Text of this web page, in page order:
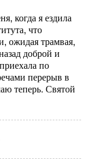
когда я ездила
что
ожидая трамвая,
доброй и
по
перерыв в
теперь. Святой